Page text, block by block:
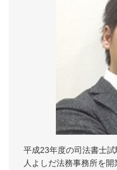
平成23年度の司法書士
人よしだ法務事務所を